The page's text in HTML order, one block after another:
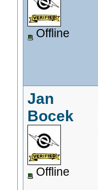
Offline
Jan
Bocek
Offline